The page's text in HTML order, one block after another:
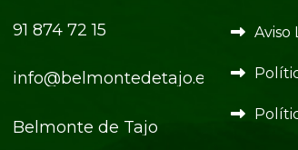
91 874 72 15
info@belmontedetajo.es
Belmonte de Tajo
Aviso